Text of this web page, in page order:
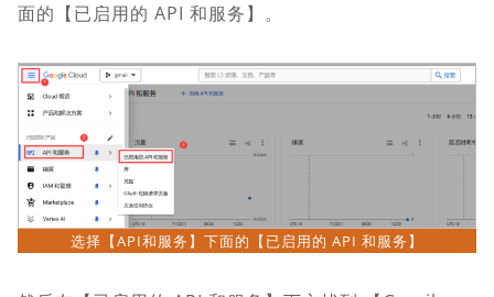
面的【已启用的 API 和服务】。
选择【API和服务】下面的【已启用的 API 和服务】